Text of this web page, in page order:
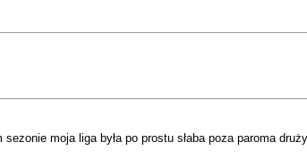
moja liga była po prostu słaba poza paroma